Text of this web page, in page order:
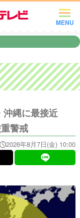
MENU
沖縄に最接近
警戒
2026年8月7日(金) 10:00